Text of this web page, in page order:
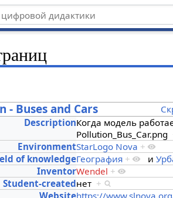
- Buses and Cars
DescriptionКогда модель
Pollution_Bus_Car.png
EnvironmentStarLogo Nova +
of knowledgeГеография + и
InventorWendel +
Student-createdнет +
Websitehttps://